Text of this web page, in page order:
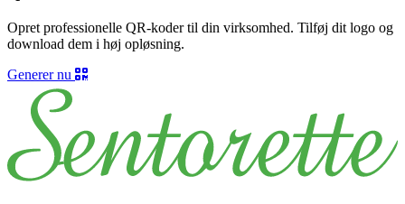
Opret professionelle QR-koder til din virksomhed. Tilføj dit logo og
download dem i høj opløsning.
Generer nu